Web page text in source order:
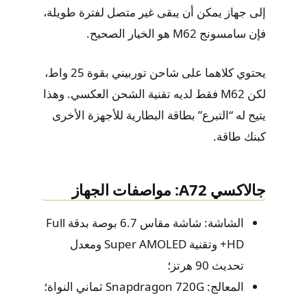
إلى جهاز يمكن أن يبقى غير متصل لفترة طويلة،
فإن سامسونج M62 هو الخيار الصحيح.
يحتوي كلاهما على شاحن توربيني بقوة 25 واط،
لكن M62 فقط لديه تقنية الشحن العكسي. وهذا
يتيح له “التبرع” بطاقة البطارية للأجهزة الأخرى
كبنك طاقة.
جالاكسي A72: مواصفات الجهاز
الشاشة: شاشة مقاس 6.7 بوصة بدقة Full
HD+ وتقنية Super AMOLED ومعدل
تحديث 90 هرتز؛
المعالج: Snapdragon 720G ثماني النواة؛